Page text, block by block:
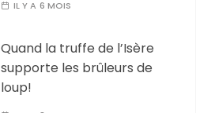
IL Y A 6 MOIS
Quand la truffe de l’Isère
supporte les brûleurs de
loup!